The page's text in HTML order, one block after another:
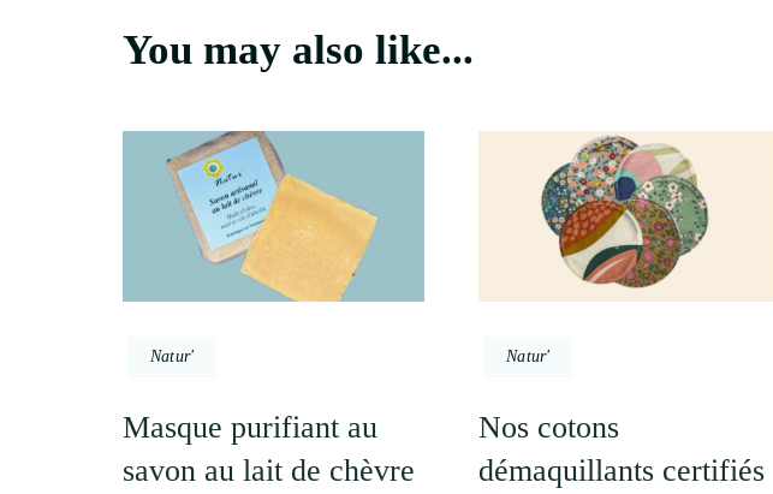
You may also like...
Natur'
Masque purifiant au
savon au lait de chèvre
Natur'
Nos cotons
démaquillants certifiés